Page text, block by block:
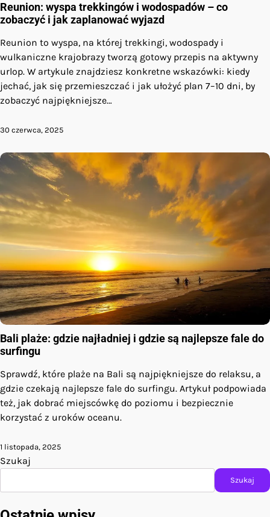
Reunion: wyspa trekkingów i wodospadów – co
zobaczyć i jak zaplanować wyjazd
Reunion to wyspa, na której trekkingi, wodospady i
wulkaniczne krajobrazy tworzą gotowy przepis na aktywny
urlop. W artykule znajdziesz konkretne wskazówki: kiedy
jechać, jak się przemieszczać i jak ułożyć plan 7–10 dni, by
zobaczyć najpiękniejsze…
30 czerwca, 2025
Bali plaże: gdzie najładniej i gdzie są najlepsze fale do
surfingu
Sprawdź, które plaże na Bali są najpiękniejsze do relaksu, a
gdzie czekają najlepsze fale do surfingu. Artykuł podpowiada
też, jak dobrać miejscówkę do poziomu i bezpiecznie
korzystać z uroków oceanu.
1 listopada, 2025
Szukaj
Szukaj